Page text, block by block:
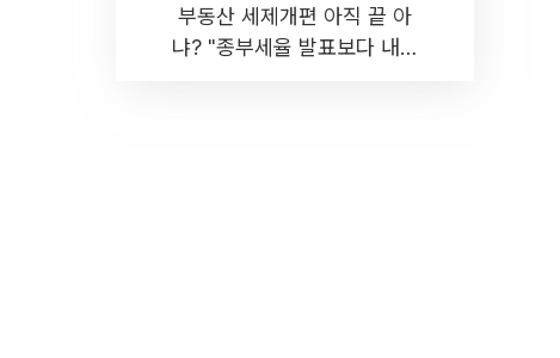
부동산 세제개편 아직 끝 아
냐? "종부세율 발표보다 내릴